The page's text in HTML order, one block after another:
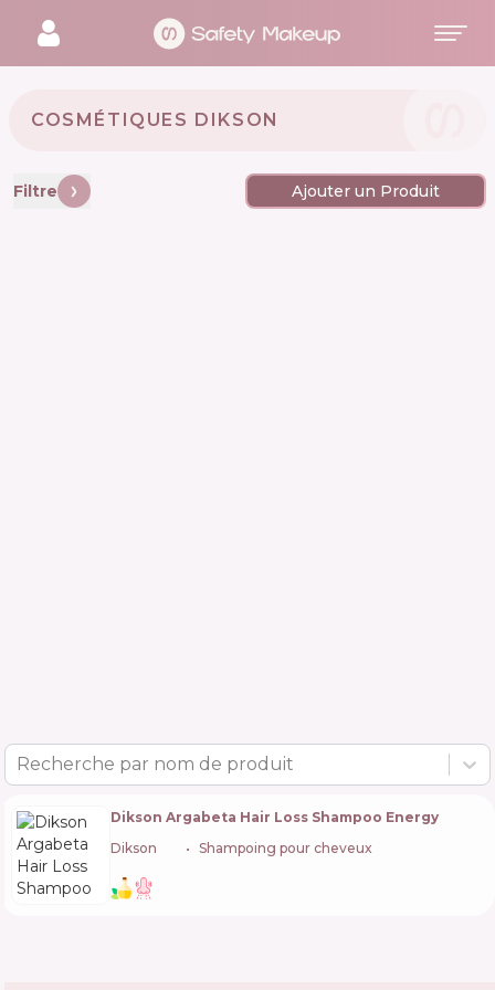
COSMÉTIQUES DIKSON 🇮🇹
Filtre Ajouter un Produit
Recherche par nom de produit
Dikson Argabeta Hair Loss Shampoo Energy
Dikson
Shampoing pour cheveux